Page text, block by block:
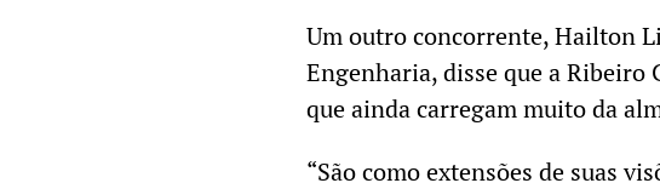
Um outro concorrente, Hailton
Engenharia, disse que a Ribeiro
que ainda carregam muito da
“São como extensões de suas